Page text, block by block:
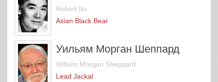
Robert Ito
Asian Black Bear
Уильям Морган Шеппард
William Morgan Sheppard
Lead Jackal